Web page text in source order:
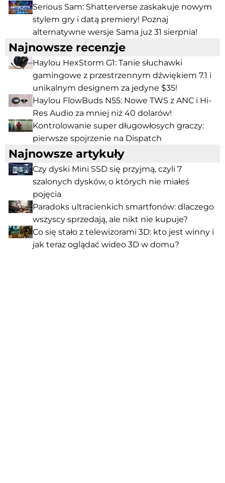
Serious Sam: Shatterverse zaskakuje nowym
stylem gry i datą premiery! Poznaj
alternatywne wersje Sama już 31 sierpnia!
Najnowsze recenzje
Haylou HexStorm G1: Tanie słuchawki
gamingowe z przestrzennym dźwiękiem 7.1 i
unikalnym designem za jedyne $35!
Haylou FlowBuds N55: Nowe TWS z ANC i Hi-
Res Audio za mniej niż 40 dolarów!
Kontrolowanie super długowłosych graczy:
pierwsze spojrzenie na Dispatch
Najnowsze artykuły
Czy dyski Mini SSD się przyjmą, czyli 7
szalonych dysków, o których nie miałeś
pojęcia
Paradoks ultracienkich smartfonów: dlaczego
wszyscy sprzedają, ale nikt nie kupuje?
Co się stało z telewizorami 3D: kto jest winny i
jak teraz oglądać wideo 3D w domu?